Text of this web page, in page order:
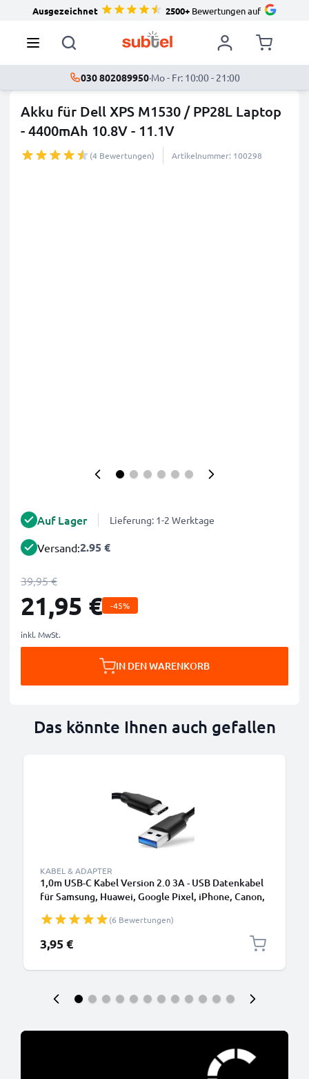
Ausgezeichnet 2500+Bewertungen auf
030 802089950·Mo - Fr: 10:00 - 21:00
Akku für Dell XPS M1530 / PP28L Laptop
- 4400mAh 10.8V - 11.1V
(4 Bewertungen) Artikelnummer: 100298
Auf Lager Lieferung: 1-2 Werktage
Versand:2.95 €
39,95 €
21,95 € -45%
inkl. MwSt.
IN DEN WARENKORB
Das könnte Ihnen auch gefallen
KABEL & ADAPTER
1,0m USB-C Kabel Version 2.0 3A - USB Datenkabel
für Samsung, Huawei, Google Pixel, iPhone, Canon,
(6 Bewertungen)
3,95 €